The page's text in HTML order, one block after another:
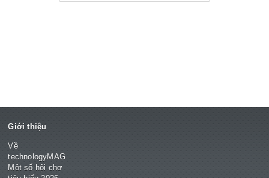
Giới thiệu
Về
technologyMAG
Một số hội chợ